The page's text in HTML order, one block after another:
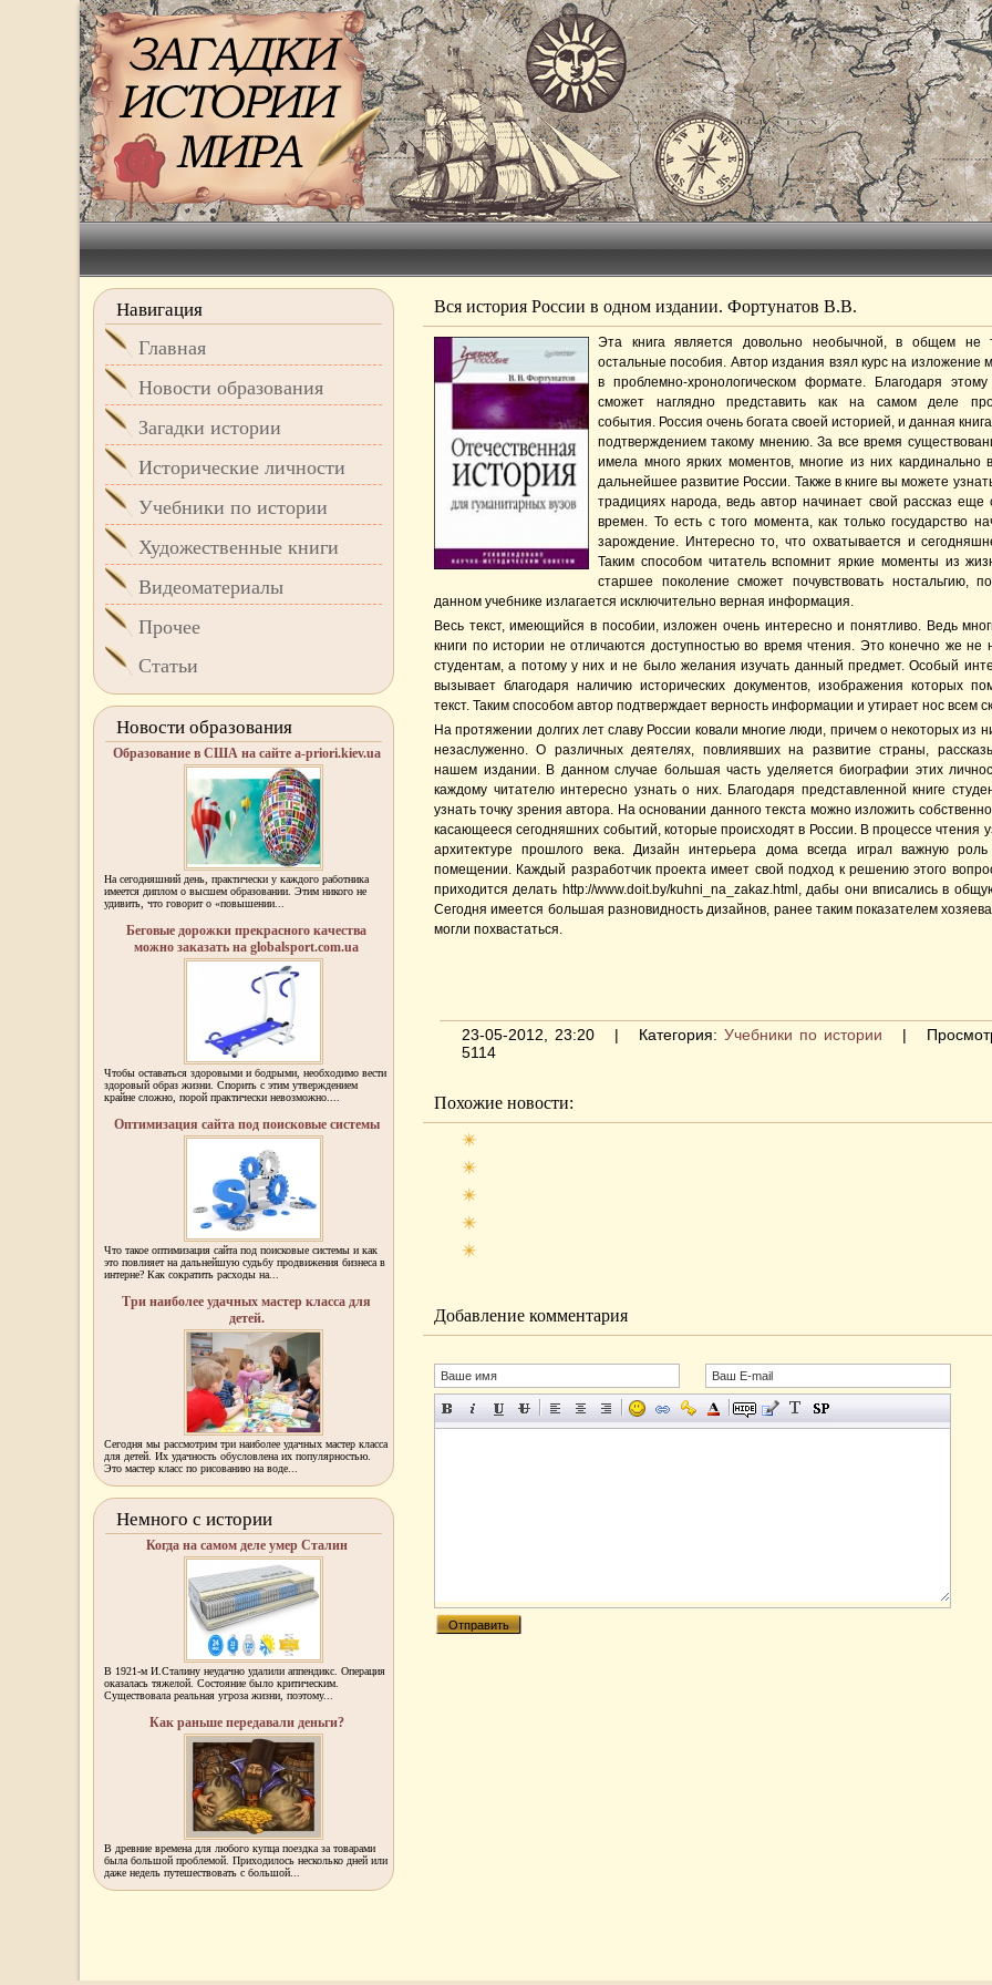
Вся история России в одном издании. Фортунатов В.В.
Эта книга является довольно необычной, в общем не
остальные пособия. Автор издания взял курс на изложение
в проблемно-хронологическом формате. Благодаря этому
сможет наглядно представить как на самом деле
события. Россия очень богата своей историей, и данная
подтверждением такому мнению. За все время
имела много ярких моментов, многие из них кардинально
дальнейшее развитие России. Также в книге вы можете
традициях народа, ведь автор начинает свой рассказ еще
времен. То есть с того момента, как только государство
зарождение. Интересно то, что охватывается и
Таким способом читатель вспомнит яркие моменты из
старшее поколение сможет почувствовать ностальгию,
данном учебнике излагается исключительно верная информация.
Весь текст, имеющийся в пособии, изложен очень интересно и понятливо. Ведь
книги по истории не отличаются доступностью во время чтения. Это конечно же не
студентам, а потому у них и не было желания изучать данный предмет. Особый
вызывает благодаря наличию исторических документов, изображения которых
текст. Таким способом автор подтверждает верность информации и утирает нос всем
На протяжении долгих лет славу России ковали многие люди, причем о некоторых из
незаслуженно. О различных деятелях, повлиявших на развитие страны,
нашем издании. В данном случае большая часть уделяется биографии этих
каждому читателю интересно узнать о них. Благодаря представленной книге
узнать точку зрения автора. На основании данного текста можно изложить
касающееся сегодняшних событий, которые происходят в России. В процессе чтения
архитектуре прошлого века. Дизайн интерьера дома всегда играл важную
помещении. Каждый разработчик проекта имеет свой подход к решению этого
приходится делать http://www.doit.by/kuhni_na_zakaz.html, дабы они вписались в
Сегодня имеется большая разновидность дизайнов, ранее таким показателем
могли похвастаться.
23-05-2012, 23:20 | Категория: Учебники по истории |
5114
Похожие новости:
Добавление комментария
Навигация
Главная
Новости образования
Загадки истории
Исторические личности
Учебники по истории
Художественные книги
Видеоматериалы
Прочее
Статьи
Новости образования
Образование в США на сайте a-priori.kiev.ua
На сегодняшний день, практически у каждого работника
имеется диплом о высшем образовании. Этим никого не
удивить, что говорит о «повышении...
Беговые дорожки прекрасного качества
можно заказать на globalsport.com.ua
Чтобы оставаться здоровыми и бодрыми, необходимо вести
здоровый образ жизни. Спорить с этим утверждением
крайне сложно, порой практически невозможно....
Оптимизация сайта под поисковые системы
Что такое оптимизация сайта под поисковые системы и как
это повлияет на дальнейшую судьбу продвижения бизнеса в
интерне? Как сократить расходы на...
Три наиболее удачных мастер класса для
детей.
Сегодня мы рассмотрим три наиболее удачных мастер класса
для детей. Их удачность обусловлена их популярностью.
Это мастер класс по рисованию на воде...
Немного с истории
Когда на самом деле умер Сталин
В 1921-м И.Сталину неудачно удалили аппендикс. Операция
оказалась тяжелой. Состояние было критическим.
Существовала реальная угроза жизни, поэтому...
Как раньше передавали деньги?
В древние времена для любого купца поездка за товарами
была большой проблемой. Приходилось несколько дней или
даже недель путешествовать с большой...